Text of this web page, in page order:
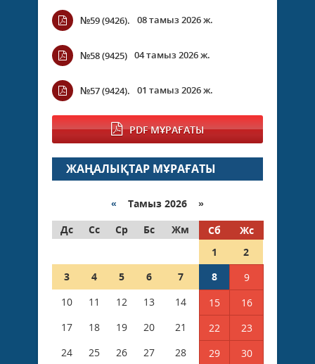
№59 (9426). 08 тамыз 2026 ж.
№58 (9425) 04 тамыз 2026 ж.
№57 (9424). 01 тамыз 2026 ж.
PDF МҰРАҒАТЫ
ЖАҢАЛЫҚТАР МҰРАҒАТЫ
« Тамыз 2026 »
Дс
Сс Ср Бс Жм Сб
Жс
1
2
3
4 5 6 7 8
9
10
11 12 13 14 15
16
17
18 19 20 21 22
23
24
25 26 27 28 29
30